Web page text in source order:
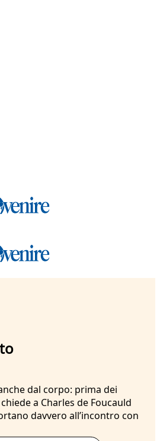
dal corpo: prima dei
a Charles de Foucauld
davvero all’incontro con